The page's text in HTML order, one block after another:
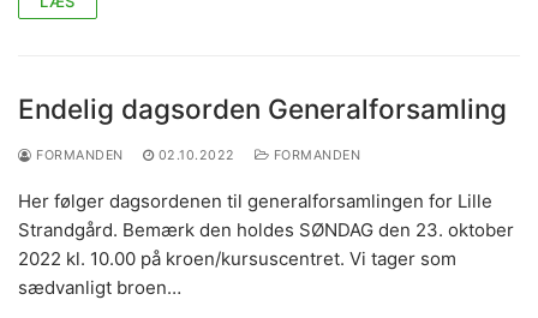
Endelig dagsorden Generalforsamling
FORMANDEN 02.10.2022 FORMANDEN
Her følger dagsordenen til generalforsamlingen for Lille
Strandgård. Bemærk den holdes SØNDAG den 23. oktober
2022 kl. 10.00 på kroen/kursuscentret. Vi tager som
sædvanligt broen…